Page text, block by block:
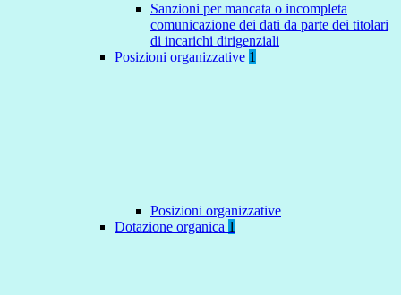
Sanzioni per mancata o incompleta
comunicazione dei dati da parte dei titolari
di incarichi dirigenziali
Posizioni organizzative 1
Posizioni organizzative
Dotazione organica 1